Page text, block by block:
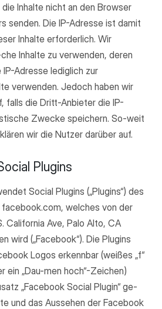
Inhalte nicht an den Browser
senden. Die IP-Adresse ist damit
Inhalte erforderlich. Wir
Inhalte zu verwenden, deren
Adresse lediglich zur
verwenden. Jedoch haben wir
falls die Dritt-Anbieter die IP-
Zwecke speichern. So-weit
wir die Nutzer darüber auf.
Plugins
Social Plugins („Plugins“) des
welches von der
California Ave, Palo Alto, CA
wird („Facebook“). Die Plugins
Logos erkennbar (weißes „f“
ein „Dau-men hoch“-Zeichen)
„Facebook Social Plugin“ ge-
und das Aussehen der Facebook